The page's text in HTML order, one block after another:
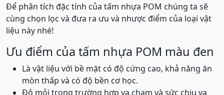
Để phân tích đặc tính của tấm nhựa POM chúng ta sẽ
cùng chọn lọc và đưa ra ưu và nhược điểm của loại vật
liệu này nhé!
Ưu điểm của tấm nhựa POM màu đen
Là vật liệu với bề mặt có độ cứng cao, khả năng ăn
mòn thấp và có độ bền cơ học.
Độ mỏi trong trường hợp va chạm và sức chịu va